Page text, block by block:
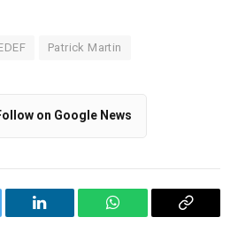
Patrick Martin
on Google News
LinkedIn WhatsApp Copy